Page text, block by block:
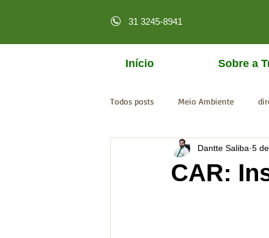
31 3245-8941
Início Sobre a
Todos posts Meio Ambiente
licenciamento online MPF
CAR:
Dantte Saliba 5